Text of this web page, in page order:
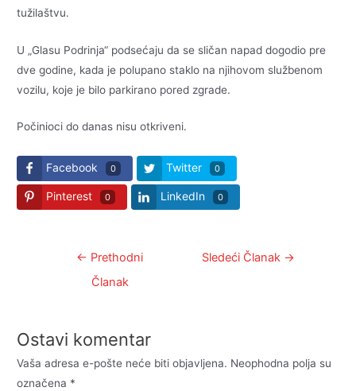
tužilaštvu.
U „Glasu Podrinja“ podsećaju da se sličan napad dogodio pre
dve godine, kada je polupano staklo na njihovom službenom
vozilu, koje je bilo parkirano pored zgrade.
Počinioci do danas nisu otkriveni.
Facebook 0 Twitter 0
Pinterest 0 LinkedIn 0
Kretanje← Prethodni
Članak
Sledeći Članak →
Ostavi komentar
Vaša adresa e-pošte neće biti objavljena. Neophodna polja su
označena *